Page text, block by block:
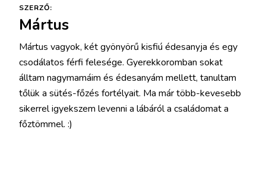
SZERZŐ:
Mártus
Mártus vagyok, két gyönyörű kisfiú édesanyja és egy
csodálatos férfi felesége. Gyerekkoromban sokat
álltam nagymamáim és édesanyám mellett, tanultam
tőlük a sütés-főzés fortélyait. Ma már több-kevesebb
sikerrel igyekszem levenni a lábáról a családomat a
főztömmel. :)